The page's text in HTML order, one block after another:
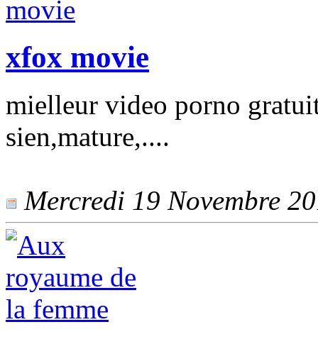
xfox movie
mielleur video porno
sien,mature,....
Mercredi 19 Novembre